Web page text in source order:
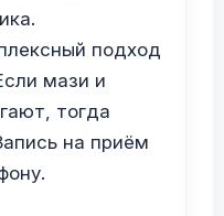
подход
мази и
тогда
на приём